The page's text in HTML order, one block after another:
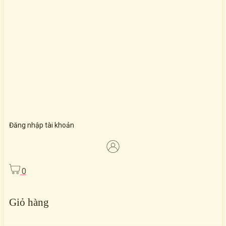
Đăng nhập tài khoản
0
Giỏ hàng